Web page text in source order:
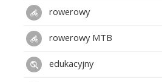
rowerowy
rowerowy MTB
edukacyjny